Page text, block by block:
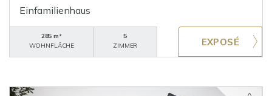
Einfamilienhaus
285 m²
WOHNFLÄCHE
5
ZIMMER